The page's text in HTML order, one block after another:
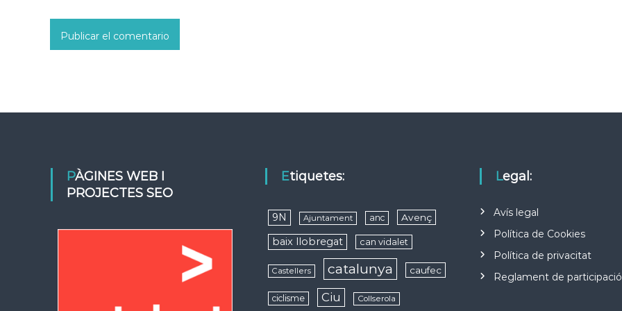
PÀGINES WEB I
PROJECTES SEO
Etiquetes:
9N Ajuntament anc Avenç
baix llobregat can vidalet
Castellers catalunya caufec
ciclisme Ciu Collserola
Legal:
Avís legal
Política de Cookies
Política de privacitat
Reglament de participació